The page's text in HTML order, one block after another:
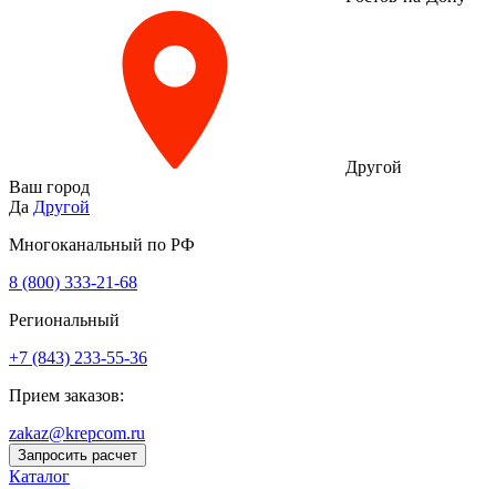
Другой
Ваш город
Да Другой
Многоканальный по РФ
8 (800) 333‑21-68
Региональный
+7 (843) 233-55-36
Прием заказов:
zakaz@krepcom.ru
Запросить расчет
Каталог